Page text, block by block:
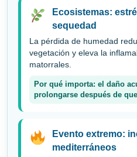
Ecosistemas:
sequedad
La pérdida de humedad
vegetación y eleva la
matorrales.
Por qué importa: el daño
prolongarse después de
Evento extremo:
mediterráneos